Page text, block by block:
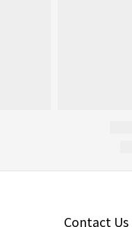
Contact Us